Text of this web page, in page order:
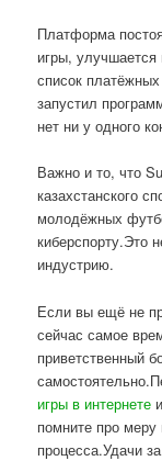
Платформа
игры,
список
запустил
нет ни у одного
Важно и то, что
казахстанского
молодёжных
киберспорту.Это
индустрию.
Если вы ещё не
сейчас самое
приветственный
игры в интернете
помните про меру
процесса.Удачи